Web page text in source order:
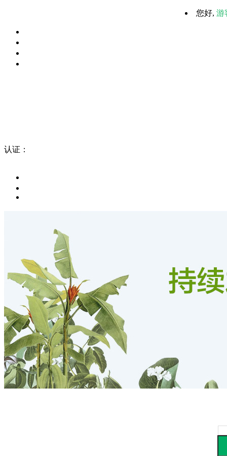
您好, 游
认证：